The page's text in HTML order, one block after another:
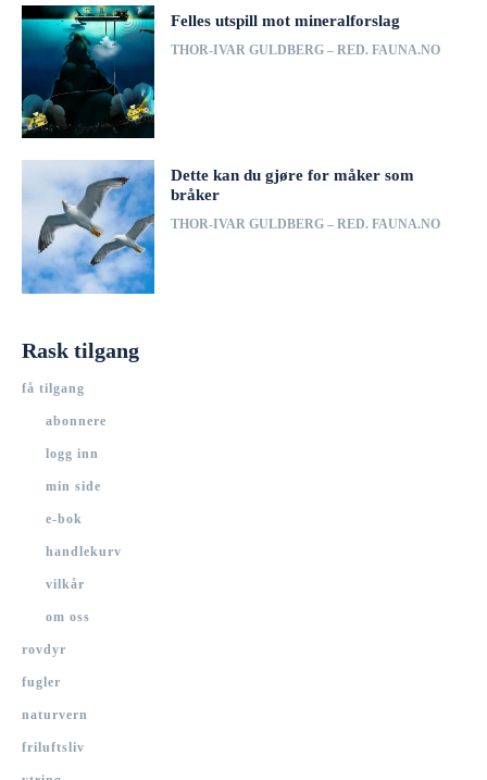
Felles utspill mot mineralforslag
THOR-IVAR GULDBERG – RED. FAUNA.NO
Dette kan du gjøre for måker som
bråker
THOR-IVAR GULDBERG – RED. FAUNA.NO
Rask tilgang
få tilgang
abonnere
logg inn
min side
e-bok
handlekurv
vilkår
om oss
rovdyr
fugler
naturvern
friluftsliv